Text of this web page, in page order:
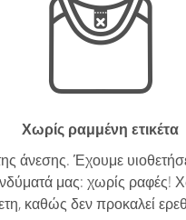
Χωρίς ραμμένη ετικέτα
άνεσης. Έχουμε
μας: χωρίς ραφές!
καθώς δεν προκαλεί